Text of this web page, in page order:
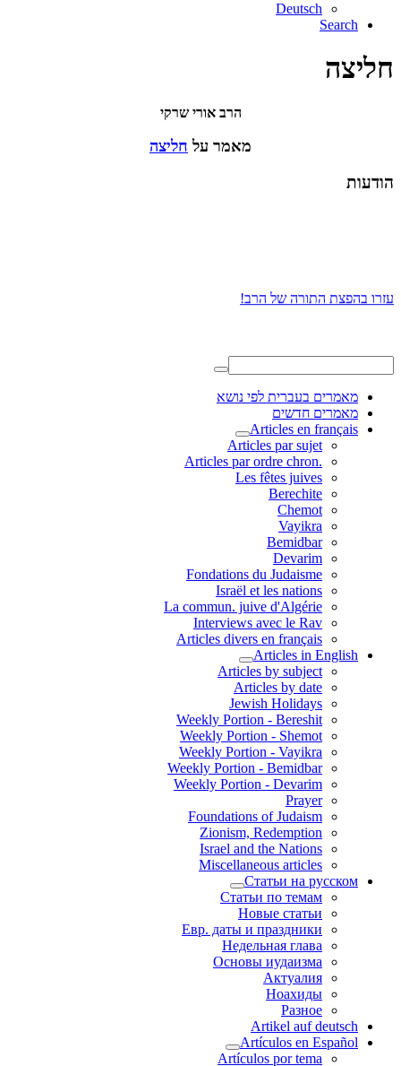
Deutsch
Search
חליצה
הרב אורי שרקי
מאמר על חליצה
הודעות
עזרו בהפצת התורה של הרב!
מאמרים בעברית לפי נושא
מאמרים חדשים
Articles en français
Articles par sujet
.Articles par ordre chron
Les fêtes juives
Berechite
Chemot
Vayikra
Bemidbar
Devarim
Fondations du Judaisme
Israël et les nations
La commun. juive d'Algérie
Interviews avec le Rav
Articles divers en français
Articles in English
Articles by subject
Articles by date
Jewish Holidays
Weekly Portion - Bereshit
Weekly Portion - Shemot
Weekly Portion - Vayikra
Weekly Portion - Bemidbar
Weekly Portion - Devarim
Prayer
Foundations of Judaism
Zionism, Redemption
Israel and the Nations
Miscellaneous articles
Статьи на русском
Статьи по темам
Новые статьи
Евр. даты и праздники
Недельная глава
Основы иудаизма
Актуалия
Ноахиды
Разное
Artikel auf deutsch
Artículos en Español
Artículos por tema